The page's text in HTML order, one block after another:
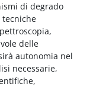
di degrado
delle
autonomia nel
necessarie,